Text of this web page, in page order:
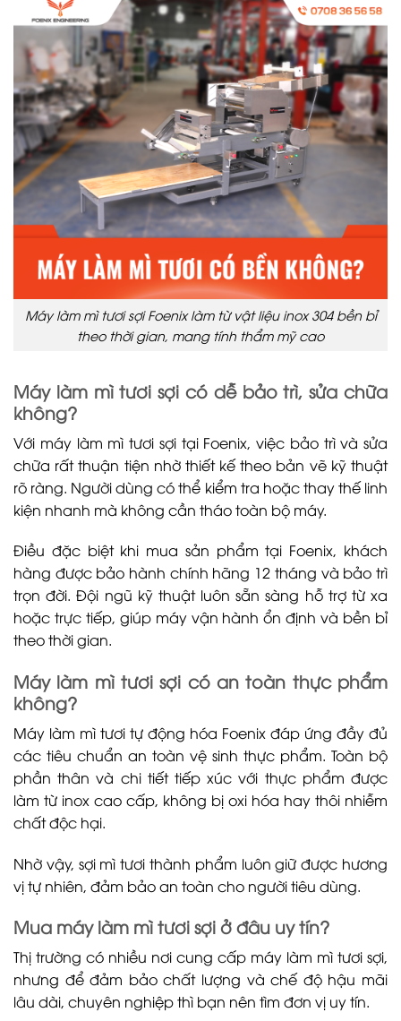
Máy làm mì tươi sợi Foenix làm từ vật liệu inox 304 bền bỉ
theo thời gian, mang tính thẩm mỹ cao
Máy làm mì tươi sợi có dễ bảo trì, sửa chữa
không?
Với máy làm mì tươi sợi tại Foenix, việc bảo trì và sửa
chữa rất thuận tiện nhờ thiết kế theo bản vẽ kỹ thuật
rõ ràng. Người dùng có thể kiểm tra hoặc thay thế linh
kiện nhanh mà không cần tháo toàn bộ máy.
Điều đặc biệt khi mua sản phẩm tại Foenix, khách
hàng được bảo hành chính hãng 12 tháng và bảo trì
trọn đời. Đội ngũ kỹ thuật luôn sẵn sàng hỗ trợ từ xa
hoặc trực tiếp, giúp máy vận hành ổn định và bền bỉ
theo thời gian.
Máy làm mì tươi sợi có an toàn thực phẩm
không?
Máy làm mì tươi tự động hóa Foenix đáp ứng đầy đủ
các tiêu chuẩn an toàn vệ sinh thực phẩm. Toàn bộ
phần thân và chi tiết tiếp xúc với thực phẩm được
làm từ inox cao cấp, không bị oxi hóa hay thôi nhiễm
chất độc hại.
Nhờ vậy, sợi mì tươi thành phẩm luôn giữ được hương
vị tự nhiên, đảm bảo an toàn cho người tiêu dùng.
Mua máy làm mì tươi sợi ở đâu uy tín?
Thị trường có nhiều nơi cung cấp máy làm mì tươi sợi,
nhưng để đảm bảo chất lượng và chế độ hậu mãi
lâu dài, chuyên nghiệp thì bạn nên tìm đơn vị uy tín.